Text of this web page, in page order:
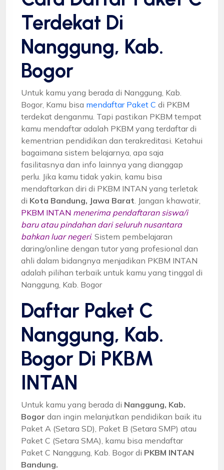
Terdekat Di
Nanggung, Kab.
Bogor
Untuk kamu yang berada di Nanggung, Kab.
Bogor, Kamu bisa mendaftar Paket C di PKBM
terdekat denganmu. Tapi pastikan PKBM tempat
kamu mendaftar adalah PKBM yang terdaftar di
kementrian pendidikan dan terakreditasi. Ketahui
bagaimana sistem belajarnya, apa saja
fasilitasnya dan info lainnya yang dianggap
perlu. Jika kamu tidak yakin, kamu bisa
mendaftarkan diri di PKBM INTAN yang terletak
di Kota Bandung, Jawa Barat . Jangan khawatir,
PKBM INTAN menerima pendaftaran siswa/i
baru atau pindahan dari seluruh nusantara
bahkan luar negeri. Sistem pembelajaran
daring/online dengan tutor yang profesional dan
ahli dalam bidangnya menjadikan PKBM INTAN
adalah pilihan terbaik untuk kamu yang tinggal di
Nanggung, Kab. Bogor
Daftar Paket C
Nanggung, Kab.
Bogor Di PKBM
INTAN
Untuk kamu yang berada di Nanggung, Kab.
Bogor dan ingin melanjutkan pendidikan baik itu
Paket A (Setara SD), Paket B (Setara SMP) atau
Paket C (Setara SMA), kamu bisa mendaftar
Paket C Nanggung, Kab. Bogor di PKBM INTAN
Bandung.